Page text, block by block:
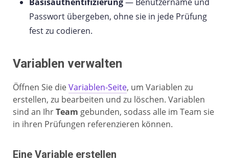
Passwort übergeben, ohne sie in jede Prüfung
fest zu codieren.
Variablen verwalten
Öffnen Sie dieVariablen-Seite, um Variablen zu
erstellen, zu bearbeiten und zu löschen. Variablen
sind an IhrTeam gebunden, sodass alle im Team sie
in ihren Prüfungen referenzieren können.
Eine Variable erstellen